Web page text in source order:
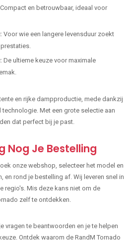
Compact en betrouwbaar, ideaal voor
Voor wie een langere levensduur zoekt
De ultieme keuze voor maximale
en rijke dampproductie, mede dankzij
Met een grote selectie aan
dat perfect bij je past.
Nog Je Bestelling
onze webshop, selecteer het model en
en rond je bestelling af. Wij leveren snel in
regio's. Mis deze kans niet om de
zelf te ontdekken.
vragen te beantwoorden en je te helpen
Ontdek waarom de RandM Tornado